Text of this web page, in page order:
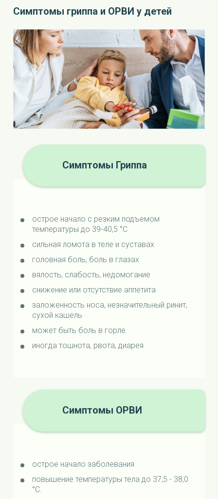
Симптомы гриппа и ОРВИ у детей
Симптомы Гриппа
острое начало с резким подъемом
температуры до 39-40,5 °C
сильная ломота в теле и суставах
головная боль, боль в глазах
вялость, слабость, недомогание
снижение или отсутствие аппетита
заложенность носа, незначительный ринит,
сухой кашель
может быть боль в горле
иногда тошнота, рвота, диарея
Симптомы ОРВИ
острое начало заболевания
повышение температуры тела до 37,5 - 38,0
°С.